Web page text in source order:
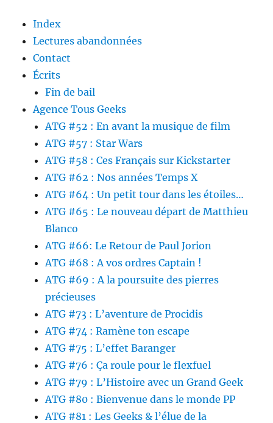
Index
Lectures abandonnées
Contact
Écrits
Fin de bail
Agence Tous Geeks
ATG #52 : En avant la musique de film
ATG #57 : Star Wars
ATG #58 : Ces Français sur Kickstarter
ATG #62 : Nos années Temps X
ATG #64 : Un petit tour dans les étoiles…
ATG #65 : Le nouveau départ de Matthieu
Blanco
ATG #66: Le Retour de Paul Jorion
ATG #68 : A vos ordres Captain !
ATG #69 : A la poursuite des pierres
précieuses
ATG #73 : L’aventure de Procidis
ATG #74 : Ramène ton escape
ATG #75 : L’effet Baranger
ATG #76 : Ça roule pour le flexfuel
ATG #79 : L’Histoire avec un Grand Geek
ATG #80 : Bienvenue dans le monde PP
ATG #81 : Les Geeks & l’élue de la